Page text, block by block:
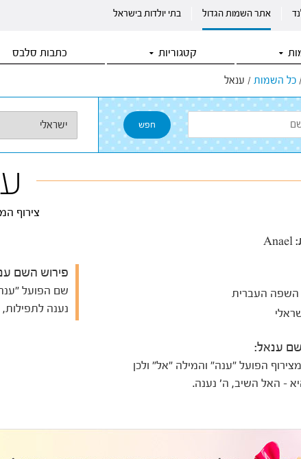
אתר השמות הגדול בתי יולדות בישראל
קטגוריות כתבות סלבס
/ כל השמות / ענאל
צירוף
השפה העברית
ענאל:
הפועל "ענה" והמילה "אל" ולכן
- האל השיב, ה' נענה.
פירוש השם
שם הפועל
נענה